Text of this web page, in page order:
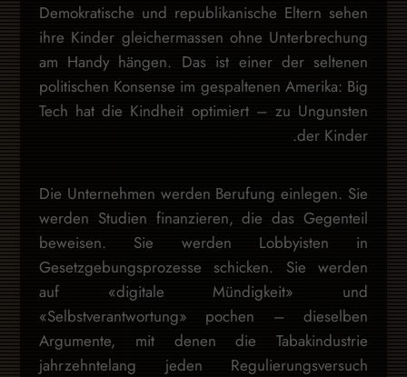
Demokratische und republikanische Eltern sehen
ihre Kinder gleichermassen ohne Unterbrechung
am Handy hängen. Das ist einer der seltenen
politischen Konsense im gespaltenen Amerika: Big
Tech hat die Kindheit optimiert – zu Ungunsten
der Kinder.
Die Unternehmen werden Berufung einlegen. Sie
werden Studien finanzieren, die das Gegenteil
beweisen. Sie werden Lobbyisten in
Gesetzgebungsprozesse schicken. Sie werden
auf «digitale Mündigkeit» und
«Selbstverantwortung» pochen – dieselben
Argumente, mit denen die Tabakindustrie
jahrzehntelang jeden Regulierungsversuch